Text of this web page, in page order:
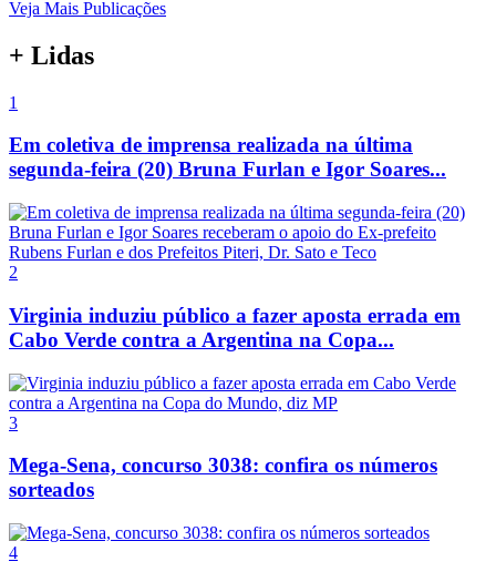
Veja Mais Publicações
+ Lidas
1
Em coletiva de imprensa realizada na última
segunda-feira (20) Bruna Furlan e Igor Soares...
2
Virginia induziu público a fazer aposta errada em
Cabo Verde contra a Argentina na Copa...
3
Mega-Sena, concurso 3038: confira os números
sorteados
4